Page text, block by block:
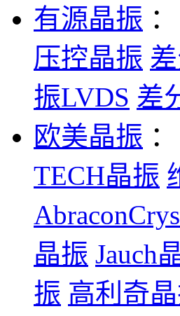
有源晶振 ：
压控晶振
振LVDS 差
欧美晶振 ：
TECH晶振
晶振 Jauch
振 高利奇